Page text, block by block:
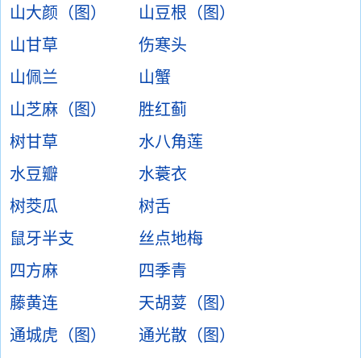
山大颜（图）
山豆根（图）
山甘草
伤寒头
山佩兰
山蟹
山芝麻（图）
胜红蓟
树甘草
水八角莲
水豆瓣
水蓑衣
树茭瓜
树舌
鼠牙半支
丝点地梅
四方麻
四季青
藤黄连
天胡荽（图）
通城虎（图）
通光散（图）